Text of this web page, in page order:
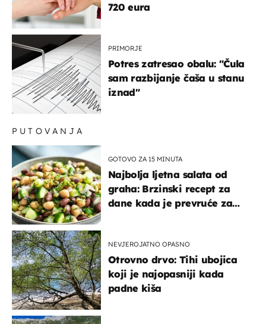
720 eura
PRIMORJE
Potres zatresao obalu: "Čula
sam razbijanje čaša u stanu
iznad"
PUTOVANJA
GOTOVO ZA 15 MINUTA
Najbolja ljetna salata od
graha: Brzinski recept za
dane kada je prevruće za
NEVJEROJATNO OPASNO
Otrovno drvo: Tihi ubojica
koji je najopasniji kada
padne kiša